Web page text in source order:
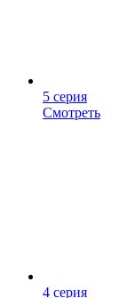
5 серия
Смотреть
4 серия